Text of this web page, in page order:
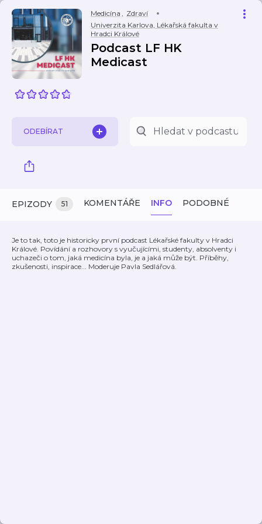
Medicína , Zdraví
Univerzita Karlova, Lékařská fakulta v
Hradci Králové
Podcast LF HK
Medicast
ODEBÍRAT
EPIZODY 51 KOMENTÁŘE INFO PODOBNÉ
Je to tak, toto je historicky první podcast Lékařské fakulty v Hradci
Králové. Povídání a rozhovory s vyučujícími, studenty, absolventy i
uchazeči o tom, jaká medicína byla, je a jaká může být. Příběhy,
zkušenosti, inspirace... Moderuje Pavla Sedlářová.